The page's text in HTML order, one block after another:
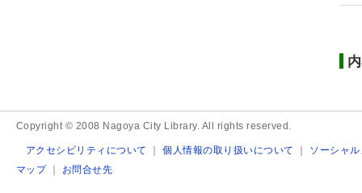
Copyright © 2008 Nagoya City Library. All rights reserved.
アクセシビリティについて ｜個人情報の取り扱いについて ｜ ソーシャ
マップ｜ お問合せ先